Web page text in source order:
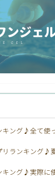
キング♪全て使
リランキング♪
キング♪実際に